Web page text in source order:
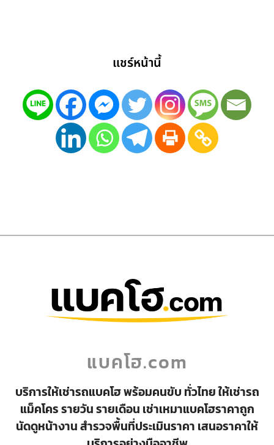
แชร์หน้านี้
แบคโฮ.com
บริการให้เช่ารถแบคโฮ พร้อมคนขับ ทั่วไทย ให้เช่ารถ
แม็คโคร รายวัน รายเดือน เช่าเหมาแบคโฮราคาถูก
นัดดูหน้างาน สำรวจพื้นที่ประเมินราคา เสนอราคาให้